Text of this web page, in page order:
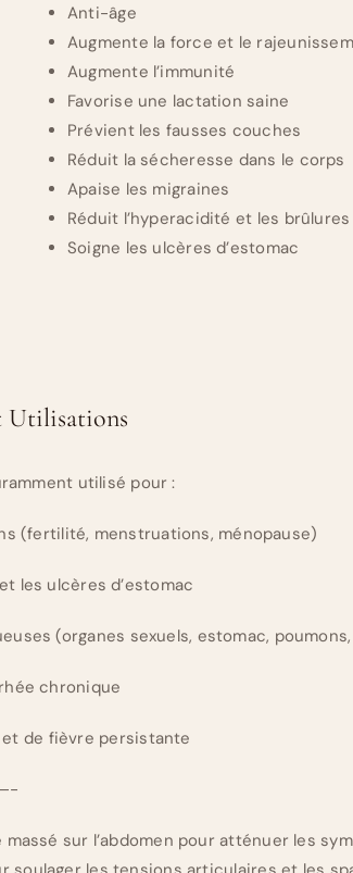
Anti-âge
Augmente la force et le
Augmente l’immunité
Favorise une lactation saine
Prévient les fausses couches
Réduit la sécheresse dans le corps
Apaise les migraines
Réduit l’hyperacidité et les brûlures
Soigne les ulcères d’estomac
Utilisations
utilisé pour :
(fertilité, menstruations, ménopause)
les ulcères d’estomac
(organes sexuels, estomac,
chronique
et de fièvre persistante
sur l’abdomen pour atténuer les